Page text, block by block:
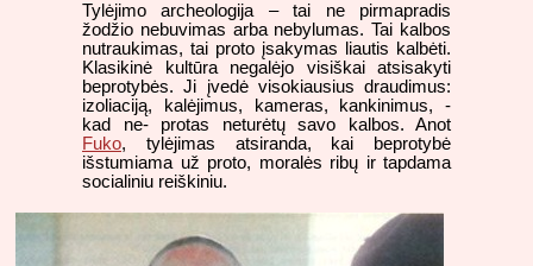
Tylėjimo archeologija – tai ne pirmapradis
žodžio nebuvimas arba nebylumas. Tai kalbos
nutraukimas, tai proto įsakymas liautis kalbėti.
Klasikinė kultūra negalėjo visiškai atsisakyti
beprotybės. Ji įvedė visokiausius draudimus:
izoliaciją, kalėjimus, kameras, kankinimus, -
kad ne- protas neturėtų savo kalbos. Anot
Fuko, tylėjimas atsiranda, kai beprotybė
išstumiama už proto, moralės ribų ir tapdama
socialiniu reiškiniu.